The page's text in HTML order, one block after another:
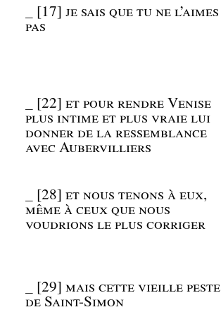
[17] je sais que tu ne l’aimes
pas
[22] et pour rendre Venise
plus intime et plus vraie lui
donner de la ressemblance
avec Aubervilliers
[28] et nous tenons à eux,
même à ceux que nous
voudrions le plus corriger
[29] mais cette vieille peste
de Saint-Simon